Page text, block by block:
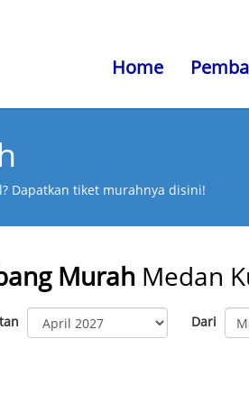
Home
Dapatkan tiket murahnya disini!
Murah Medan
Dari